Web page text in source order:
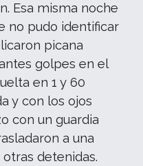
Esa misma noche
no pudo identificar
picana
golpes en el
en 1 y 60
y con los ojos
con un guardia
a una
detenidas.